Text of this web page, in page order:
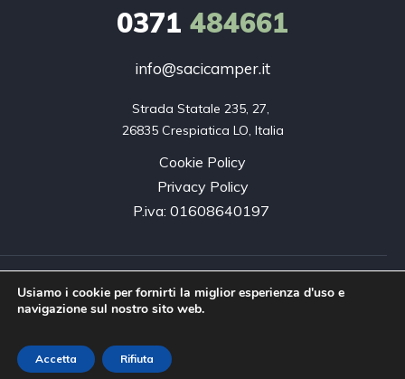
0371 484661
info@sacicamper.it
Strada Statale 235, 27,
26835 Crespiatica LO, Italia
Cookie Policy
Privacy Policy
P.iva: 01608640197
Copyright © 2026. Innovea. Tutti i diritti riservati.
Usiamo i cookie per fornirti la miglior esperienza d'uso e
navigazione sul nostro sito web.
Accetta Rifiuta